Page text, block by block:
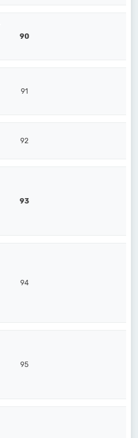
90
91
92
93
94
95